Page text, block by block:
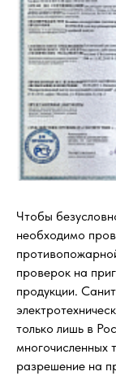
Чтобы
необходимо
проверок на
продукции.
только лишь в
многочисленных
разрешение на